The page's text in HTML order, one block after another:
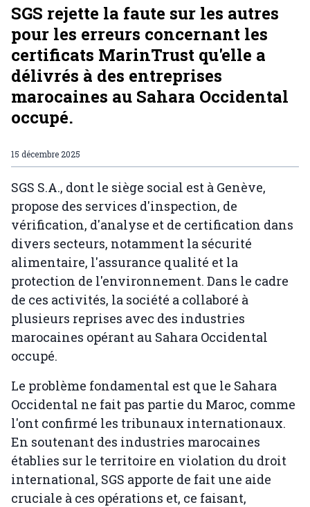
SGS rejette la faute sur les autres
pour les erreurs concernant les
certificats MarinTrust qu'elle a
délivrés à des entreprises
marocaines au Sahara Occidental
occupé.
15 décembre 2025
SGS S.A., dont le siège social est à Genève,
propose des services d'inspection, de
vérification, d'analyse et de certification dans
divers secteurs, notamment la sécurité
alimentaire, l'assurance qualité et la
protection de l'environnement. Dans le cadre
de ces activités, la société a collaboré à
plusieurs reprises avec des industries
marocaines opérant au Sahara Occidental
occupé.
Le problème fondamental est que le Sahara
Occidental ne fait pas partie du Maroc, comme
l'ont confirmé les tribunaux internationaux.
En soutenant des industries marocaines
établies sur le territoire en violation du droit
international, SGS apporte de fait une aide
cruciale à ces opérations et, ce faisant,